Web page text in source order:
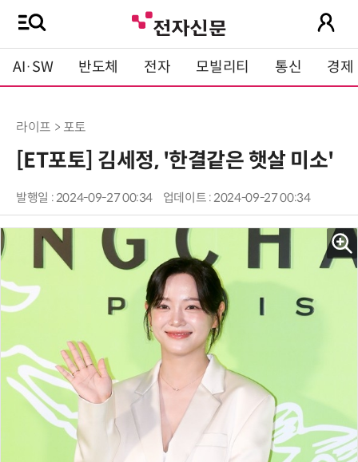
AI·SW 반도체 전자 모빌리티 통신 경제
라이프 > 포토
[ET포토] 김세정, '한결같은 햇살 미소'
발행일 : 2024-09-27 00:34 업데이트 : 2024-09-27 00:34